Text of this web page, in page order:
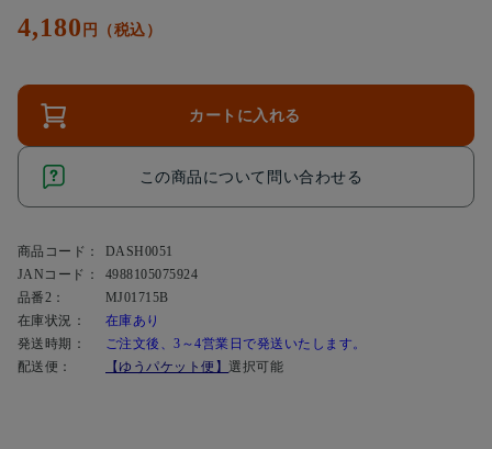
4,180 円（税込）
カートに入れる
この商品について問い合わせる
商品コード：
DASH0051
JANコード：
4988105075924
品番2：
MJ01715B
在庫状況：
在庫あり
発送時期：
ご注文後、3～4営業日で発送いたします。
配送便：
【ゆうパケット便】選択可能